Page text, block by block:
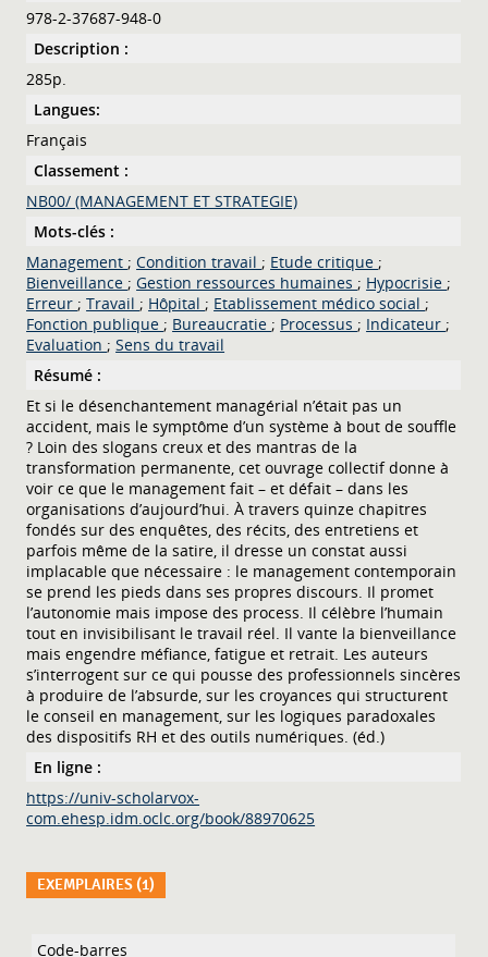
978-2-37687-948-0
Description :
285p.
Langues:
Français
Classement :
NB00/ (MANAGEMENT ET STRATEGIE)
Mots-clés :
Management ; Condition travail ; Etude critique ;
Bienveillance ; Gestion ressources humaines ; Hypocrisie ;
Erreur ; Travail ; Hôpital ; Etablissement médico social ;
Fonction publique ; Bureaucratie ; Processus ; Indicateur ;
Evaluation ; Sens du travail
Résumé :
Et si le désenchantement managérial n’était pas un
accident, mais le symptôme d’un système à bout de souffle
? Loin des slogans creux et des mantras de la
transformation permanente, cet ouvrage collectif donne à
voir ce que le management fait – et défait – dans les
organisations d’aujourd’hui. À travers quinze chapitres
fondés sur des enquêtes, des récits, des entretiens et
parfois même de la satire, il dresse un constat aussi
implacable que nécessaire : le management contemporain
se prend les pieds dans ses propres discours. Il promet
l’autonomie mais impose des process. Il célèbre l’humain
tout en invisibilisant le travail réel. Il vante la bienveillance
mais engendre méfiance, fatigue et retrait. Les auteurs
s’interrogent sur ce qui pousse des professionnels sincères
à produire de l’absurde, sur les croyances qui structurent
le conseil en management, sur les logiques paradoxales
des dispositifs RH et des outils numériques. (éd.)
En ligne :
https://univ-scholarvox-
com.ehesp.idm.oclc.org/book/88970625
EXEMPLAIRES (1)
Liste des exemplaires